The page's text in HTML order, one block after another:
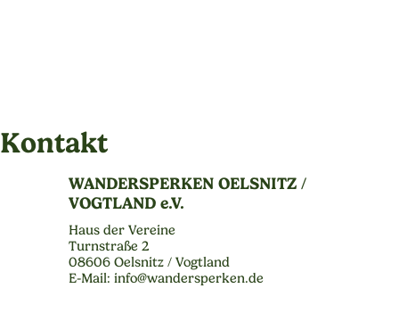
Kontakt
WANDERSPERKEN OELSNITZ /
VOGTLAND e.V.
Haus der Vereine
Turnstraße 2
08606 Oelsnitz / Vogtland
E-Mail: info@wandersperken.de